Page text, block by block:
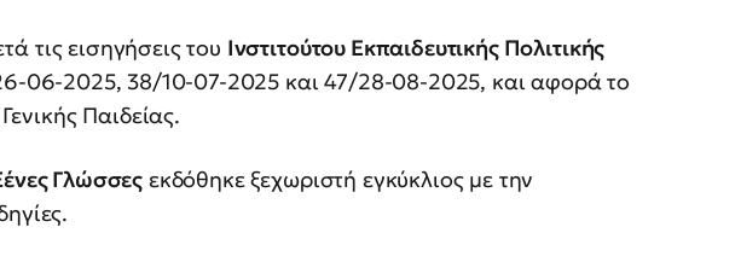
τις εισηγήσεις του Ινστιτούτου Εκπαιδευτικής Πολιτικής
06-2025, 38/10-07-2025 και 47/28-08-2025, και αφορά το
Παιδείας.
Γλώσσες εκδόθηκε ξεχωριστή εγκύκλιος με την